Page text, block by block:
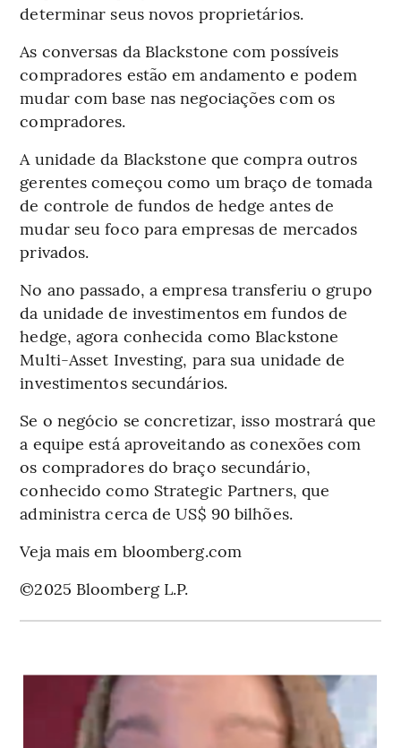
determinar seus novos proprietários.
As conversas da Blackstone com possíveis
compradores estão em andamento e podem
mudar com base nas negociações com os
compradores.
A unidade da Blackstone que compra outros
gerentes começou como um braço de tomada
de controle de fundos de hedge antes de
mudar seu foco para empresas de mercados
privados.
No ano passado, a empresa transferiu o grupo
da unidade de investimentos em fundos de
hedge, agora conhecida como Blackstone
Multi-Asset Investing, para sua unidade de
investimentos secundários.
Se o negócio se concretizar, isso mostrará que
a equipe está aproveitando as conexões com
os compradores do braço secundário,
conhecido como Strategic Partners, que
administra cerca de US$ 90 bilhões.
Veja mais em bloomberg.com
©2025 Bloomberg L.P.